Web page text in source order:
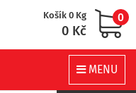
Košík 0 Kg
0 Kč
0
MENU